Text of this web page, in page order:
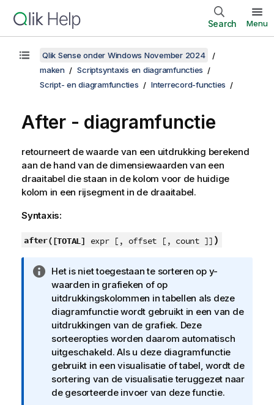
Search Menu
Qlik Sense onder Windows November 2024
maken
Scriptsyntaxis en diagramfuncties
Script- en diagramfuncties
Interrecord-functies
After - diagramfunctie
retourneert de waarde van een uitdrukking berekend
aan de hand van de dimensiewaarden van een
draaitabel die staan in de kolom voor de huidige
kolom in een rijsegment in de draaitabel.
Syntaxis:
after([TOTAL] expr [, offset [, count ]] )
I
n
f
o
r
m
a
t
i
e
Het is niet toegestaan te sorteren op y-
waarden in grafieken of op
uitdrukkingskolommen in tabellen als deze
diagramfunctie wordt gebruikt in een van de
uitdrukkingen van de grafiek. Deze
sorteeropties worden daarom automatisch
uitgeschakeld. Als u deze diagramfunctie
gebruikt in een visualisatie of tabel, wordt de
sortering van de visualisatie teruggezet naar
de gesorteerde invoer van deze functie.